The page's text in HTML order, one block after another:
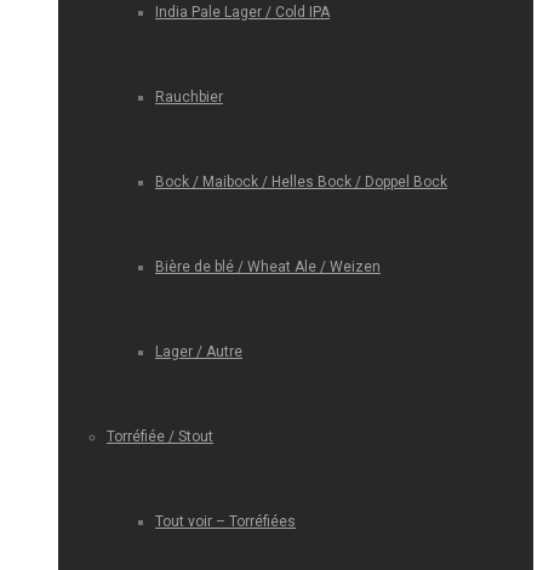
India Pale Lager / Cold IPA
Rauchbier
Bock / Maibock / Helles Bock / Doppel Bock
Bière de blé / Wheat Ale / Weizen
Lager / Autre
Torréfiée / Stout
Tout voir – Torréfiées